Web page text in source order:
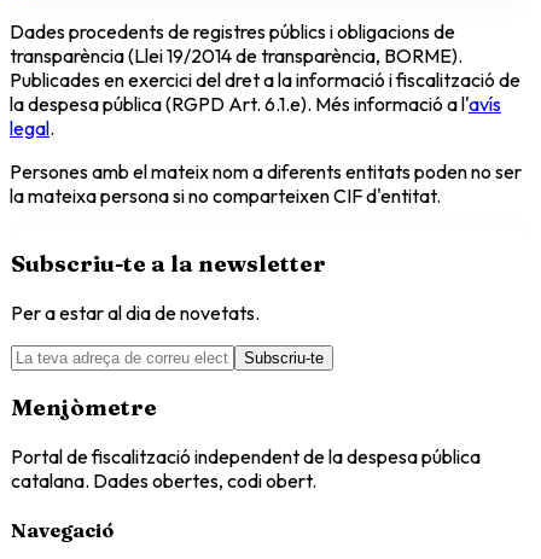
Dades procedents de registres públics i obligacions de
transparència (Llei 19/2014 de transparència, BORME).
Publicades en exercici del dret a la informació i fiscalització de
la despesa pública (RGPD Art. 6.1.e). Més informació a l'avís
legal.
Persones amb el mateix nom a diferents entitats poden no ser
la mateixa persona si no comparteixen CIF d'entitat.
Subscriu-te a la newsletter
Per a estar al dia de novetats.
Subscriu-te
Menjòmetre
Portal de fiscalització independent de la despesa pública
catalana. Dades obertes, codi obert.
Navegació